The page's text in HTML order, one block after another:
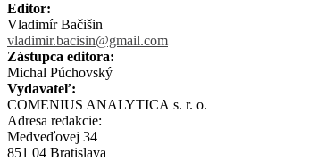
Editor:
Vladimír Bačišin
vladimir.bacisin@gmail.com
Zástupca editora:
Michal Púchovský
Vydavateľ:
COMENIUS ANALYTICA s. r. o.
Adresa redakcie:
Medveďovej 34
851 04 Bratislava